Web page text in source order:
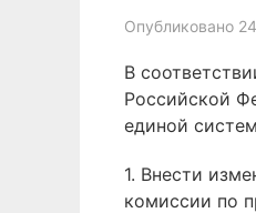
Опубликовано
В
Российской
единой
1. Внести
комиссии по